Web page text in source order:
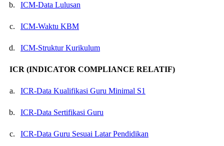
b. ICM-Data Lulusan
c. ICM-Waktu KBM
d. ICM-Struktur Kurikulum
ICR (INDICATOR COMPLIANCE RELATIF)
a. ICR-Data Kualifikasi Guru Minimal S1
b. ICR-Data Sertifikasi Guru
c. ICR-Data Guru Sesuai Latar Pendidikan